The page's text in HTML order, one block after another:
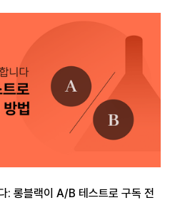
: 롱블랙이 A/B 테스트로 구독 전